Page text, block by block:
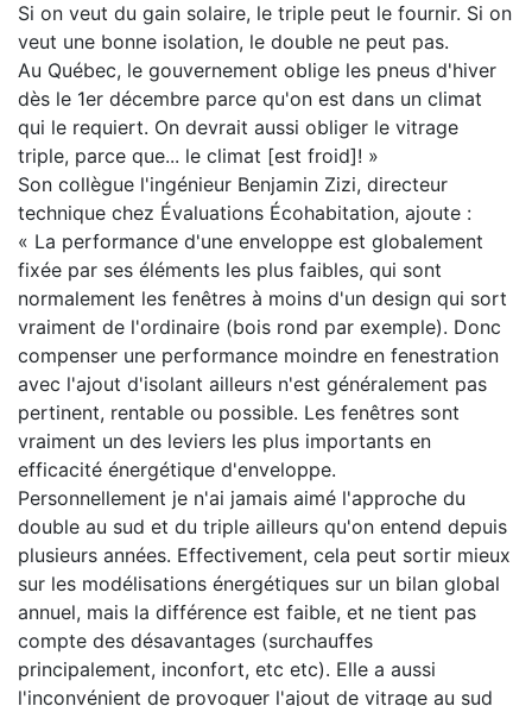
Si on veut du gain solaire, le triple peut le fournir. Si on
veut une bonne isolation, le double ne peut pas.
Au Québec, le gouvernement oblige les pneus d'hiver
dès le 1er décembre parce qu'on est dans un climat
qui le requiert. On devrait aussi obliger le vitrage
triple, parce que... le climat [est froid]! »
Son collègue l'ingénieur Benjamin Zizi, directeur
technique chez Évaluations Écohabitation, ajoute :
« La performance d'une enveloppe est globalement
fixée par ses éléments les plus faibles, qui sont
normalement les fenêtres à moins d'un design qui sort
vraiment de l'ordinaire (bois rond par exemple). Donc
compenser une performance moindre en fenestration
avec l'ajout d'isolant ailleurs n'est généralement pas
pertinent, rentable ou possible. Les fenêtres sont
vraiment un des leviers les plus importants en
efficacité énergétique d'enveloppe.
Personnellement je n'ai jamais aimé l'approche du
double au sud et du triple ailleurs qu'on entend depuis
plusieurs années. Effectivement, cela peut sortir mieux
sur les modélisations énergétiques sur un bilan global
annuel, mais la différence est faible, et ne tient pas
compte des désavantages (surchauffes
principalement, inconfort, etc etc). Elle a aussi
l'inconvénient de provoquer l'ajout de vitrage au sud